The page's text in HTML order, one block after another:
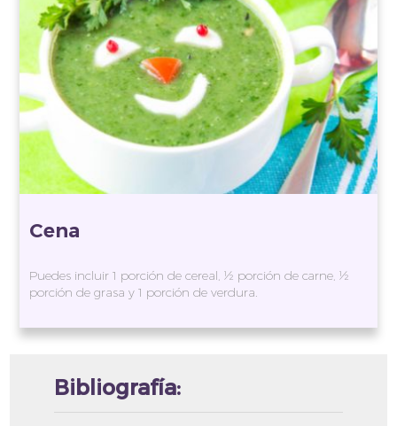
Cena
Puedes incluir 1 porción de cereal, ½ porción de carne, ½
porción de grasa y 1 porción de verdura.
Bibliografía: